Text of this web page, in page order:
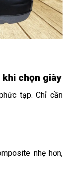
chọn giày
tạp. Chỉ cần
nhẹ hơn,